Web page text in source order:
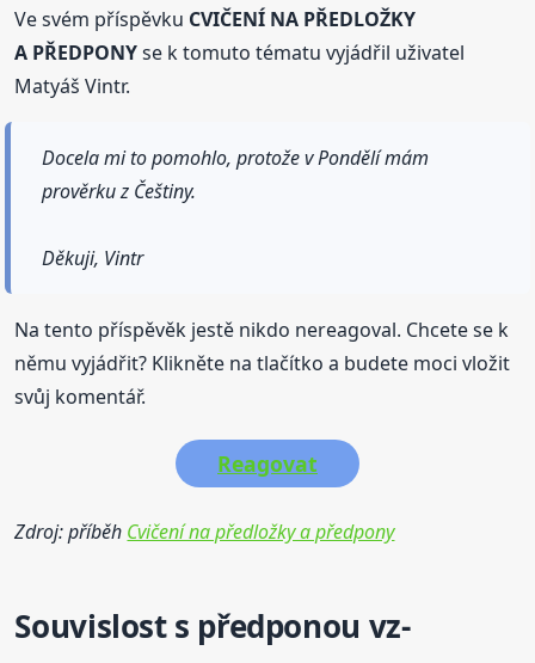
Ve svém příspěvku CVIČENÍ NA PŘEDLOŽKY
A PŘEDPONYse k tomuto tématu vyjádřil uživatel
Matyáš Vintr.
Docela mi to pomohlo, protože v Pondělí mám
prověrku z Češtiny.
Děkuji, Vintr
Na tento příspěvěk jestě nikdo nereagoval. Chcete se k
němu vyjádřit? Klikněte na tlačítko a budete moci vložit
svůj komentář.
Reagovat
Zdroj: příběh Cvičení na předložky a předpony
Souvislost s předponou vz-